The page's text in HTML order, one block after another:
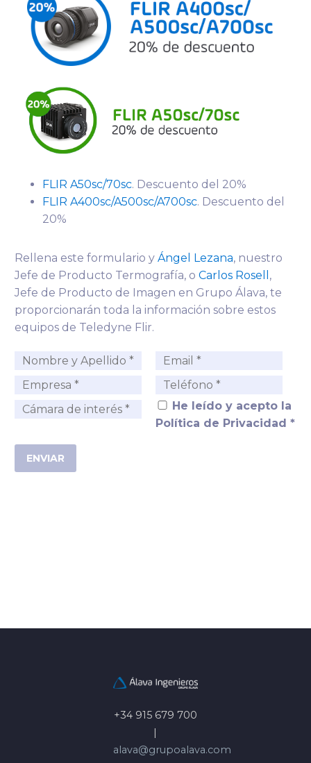
FLIR A50sc/70sc. Descuento del 20%
FLIR A400sc/A500sc/A700sc. Descuento del
20%
Rellena este formulario y Ángel Lezana, nuestro
Jefe de Producto Termografía, o Carlos Rosell ,
Jefe de Producto de Imagen en Grupo Álava, te
proporcionarán toda la información sobre estos
equipos de Teledyne Flir.
He leído y acepto la
Política de Privacidad *
+34 915 679 700
|
alava@grupoalava.com